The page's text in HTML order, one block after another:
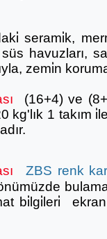
serami̇k,
havuzları,
zemi̇n
(16+4) ve
kg'lık 1 takım
ZBS renk
bi̇lgi̇leri̇